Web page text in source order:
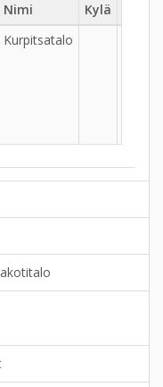
Nimi Kylä
Kurpitsatalo